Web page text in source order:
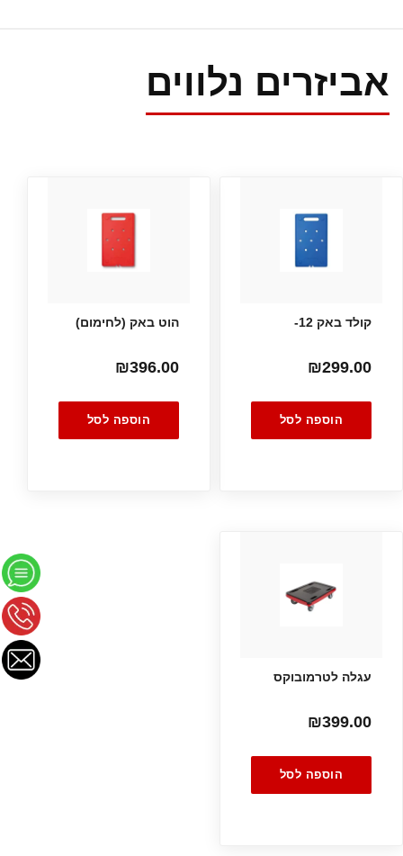
אביזרים נלווים
קולד באק 12-
₪299.00
הוספה לסל
הוט באק (לחימום)
₪396.00
הוספה לסל
עגלה לטרמובוקס
₪399.00
הוספה לסל